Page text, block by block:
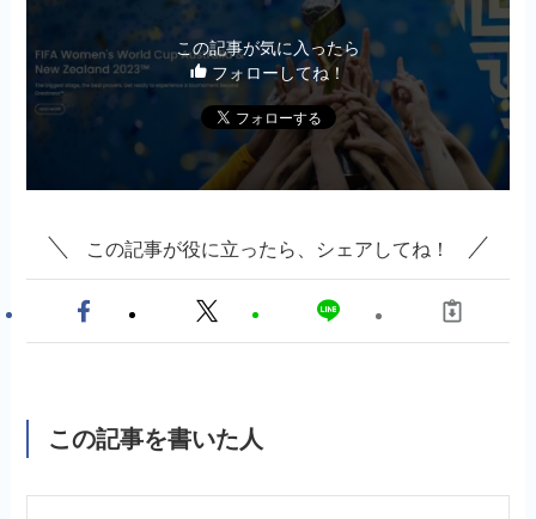
この記事が気に入ったら
フォローしてね！
この記事が役に立ったら、シェアしてね！
この記事を書いた人